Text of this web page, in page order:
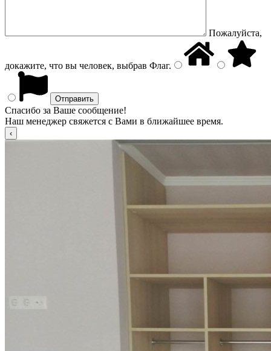
Пожалуйста,
докажите, что вы человек, выбрав Флаг.
Спасибо за Ваше сообщение!
Наш менеджер свяжется с Вами в ближайшее время.